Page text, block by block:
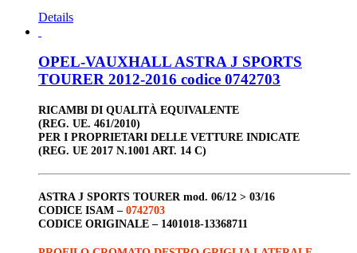
Details
OPEL-VAUXHALL ASTRA J SPORTS
TOURER 2012-2016 codice 0742703
RICAMBI DI QUALITÀ EQUIVALENTE
(REG. UE. 461/2010)
PER I PROPRIETARI DELLE VETTURE INDICATE
(REG. UE 2017 N.1001 ART. 14 C)
ASTRA J SPORTS TOURER mod. 06/12 > 03/16
CODICE ISAM – 0742703
CODICE ORIGINALE – 1401018-13368711